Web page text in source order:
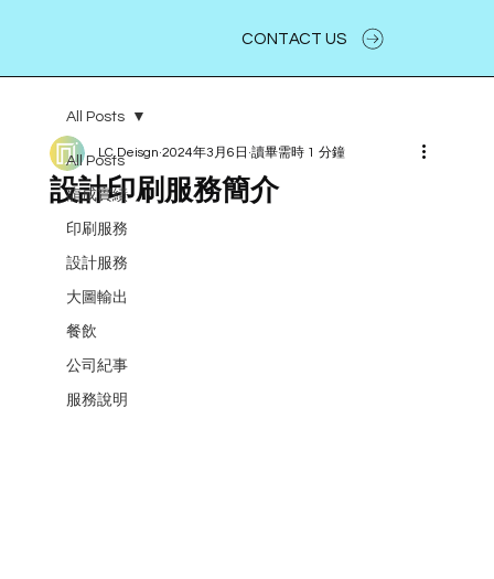
CONTACT US
All Posts
龍成實績
印刷服務
設計服務
大圖輸出
餐飲
公司紀事
服務說明
All Posts
設計印刷服務簡介
LC.Deisgn 2024年3月6日 讀畢需時 1 分鐘